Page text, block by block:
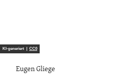
KI-generiert | CC0
Eugen Gliege